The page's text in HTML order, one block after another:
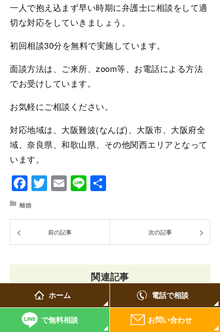
一人で抱え込まず早い時期に弁護士に相談をして適
切な対応をしていきましょう。
初回相談30分を無料で実施しています。
面談方法は、ご来所、zoom等、お電話による方法
でお受けしています。
お気軽にご相談ください。
対応地域は、大阪難波(なんば)、大阪市、大阪府全
域、奈良県、和歌山県、その他関西エリアとなって
います。
Facebook
Twitter
Email
Line
離婚
前の記事 次の記事
関連記事
ホーム 電話で相談
で無料相談 お問い合わせ